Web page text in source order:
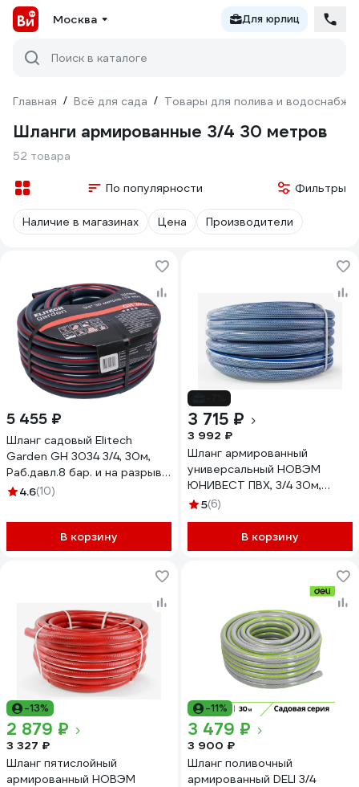
Москва Для юрлиц
Поиск в каталоге
Главная / Всё для сада / Товары для полива и
Шланги армированные 3/4 30 метров
52 товара
По популярности Фильтры
Наличие в магазинах Цена Производители
5 455 ₽
Шланг садовый Elitech
Garden GH 3034 3/4, 30м,
Раб.давл.8 бар. и на разрыв
24 бар 206117
4.6(10)
В корзину
3 715 ₽
3 992 ₽
Шланг армированный
универсальный НОВЭМ
ЮНИВЕСТ ПВХ, 3/4 30м,
двойной вязаный каркас
5(6)
В корзину
-13%
2 879 ₽
3 327 ₽
Шланг пятислойный
армированный НОВЭМ
-11%
3 479 ₽
3 900 ₽
Шланг поливочный
армированный DELI 3/4